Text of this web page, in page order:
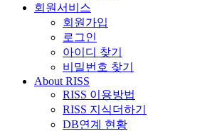
회원서비스
회원가입
로그인
아이디 찾기
비밀번호 찾기
About RISS
RISS 이용방법
RISS 지식더하기
DB연계 현황